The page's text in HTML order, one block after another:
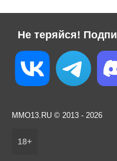
Не теряйся!
MMO13.RU © 2013 - 2026
18+